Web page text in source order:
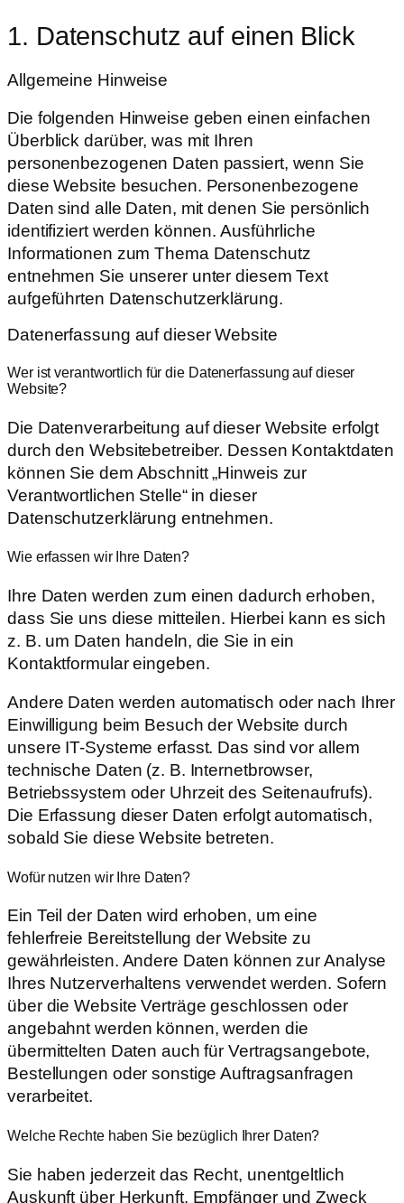
1. Datenschutz auf einen Blick
Allgemeine Hinweise
Die folgenden Hinweise geben einen einfachen
Überblick darüber, was mit Ihren
personenbezogenen Daten passiert, wenn Sie
diese Website besuchen. Personenbezogene
Daten sind alle Daten, mit denen Sie persönlich
identifiziert werden können. Ausführliche
Informationen zum Thema Datenschutz
entnehmen Sie unserer unter diesem Text
aufgeführten Datenschutzerklärung.
Datenerfassung auf dieser Website
Wer ist verantwortlich für die Datenerfassung auf dieser
Website?
Die Datenverarbeitung auf dieser Website erfolgt
durch den Websitebetreiber. Dessen Kontaktdaten
können Sie dem Abschnitt „Hinweis zur
Verantwortlichen Stelle“ in dieser
Datenschutzerklärung entnehmen.
Wie erfassen wir Ihre Daten?
Ihre Daten werden zum einen dadurch erhoben,
dass Sie uns diese mitteilen. Hierbei kann es sich
z. B. um Daten handeln, die Sie in ein
Kontaktformular eingeben.
Andere Daten werden automatisch oder nach Ihrer
Einwilligung beim Besuch der Website durch
unsere IT-Systeme erfasst. Das sind vor allem
technische Daten (z. B. Internetbrowser,
Betriebssystem oder Uhrzeit des Seitenaufrufs).
Die Erfassung dieser Daten erfolgt automatisch,
sobald Sie diese Website betreten.
Wofür nutzen wir Ihre Daten?
Ein Teil der Daten wird erhoben, um eine
fehlerfreie Bereitstellung der Website zu
gewährleisten. Andere Daten können zur Analyse
Ihres Nutzerverhaltens verwendet werden. Sofern
über die Website Verträge geschlossen oder
angebahnt werden können, werden die
übermittelten Daten auch für Vertragsangebote,
Bestellungen oder sonstige Auftragsanfragen
verarbeitet.
Welche Rechte haben Sie bezüglich Ihrer Daten?
Sie haben jederzeit das Recht, unentgeltlich
Auskunft über Herkunft, Empfänger und Zweck